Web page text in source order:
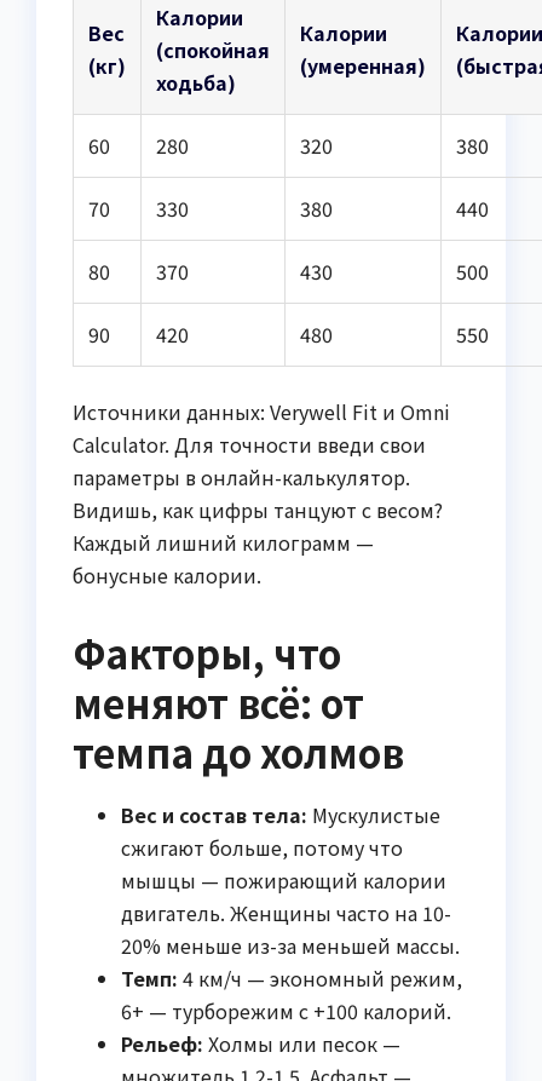
Вес
(кг)
Калории
(спокойная
ходьба)
Калории
(умеренная)
Калории
60 280 320 380
70 330 380 440
80 370 430 500
90 420 480 550
Источники данных: Verywell Fit и Omni
Calculator. Для точности введи свои
параметры в онлайн-калькулятор.
Видишь, как цифры танцуют с весом?
Каждый лишний килограмм —
бонусные калории.
Факторы, что
меняют всё: от
темпа до холмов
Вес и состав тела: Мускулистые
сжигают больше, потому что
мышцы — пожирающий калории
двигатель. Женщины часто на 10-
20% меньше из-за меньшей массы.
Темп: 4 км/ч — экономный режим,
6+ — турборежим с +100 калорий.
Рельеф: Холмы или песок —